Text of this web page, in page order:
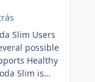
Slim Users
possible
Healthy
Slim is